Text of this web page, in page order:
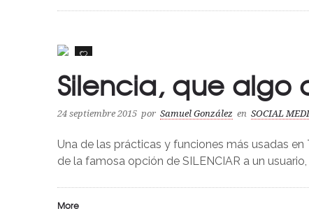
0
Silencia, que algo
24 septiembre 2015 por Samuel González en SOCIAL
Una de las prácticas y funciones más usadas
de la famosa opción de SILENCIAR a un
More